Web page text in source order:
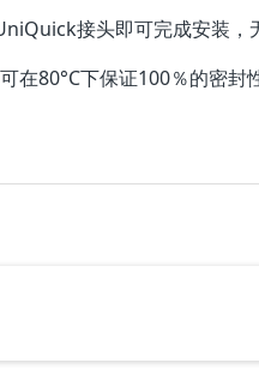
接头即可完成安装
在80°C下保证100％的密封